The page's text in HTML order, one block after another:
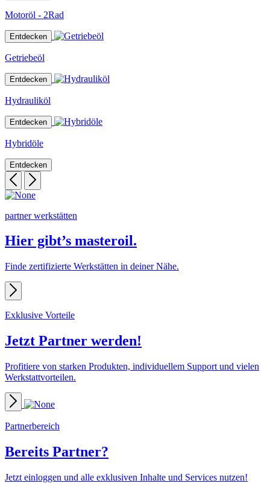
Motoröl - 2Rad
Entdecken
Getriebeöl
Entdecken
Hydrauliköl
Entdecken
Hybridöle
Entdecken
partner werkstätten
Hier gibt’s masteroil.
Finde zertifizierte Werkstätten in deiner Nähe.
Exklusive Vorteile
Jetzt Partner werden!
Profitiere von starken Produkten, individuellem Support und vielen
Werkstattvorteilen.
Partnerbereich
Bereits Partner?
Jetzt einloggen und alle exklusiven Inhalte und Services nutzen!